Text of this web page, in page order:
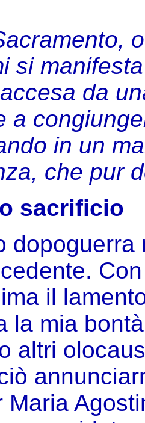
si
da
a
in un
che pur
sacrificio
il
la mia
altri
Maria